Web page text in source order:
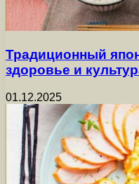
Традиционный
здоровье и
01.12.2025